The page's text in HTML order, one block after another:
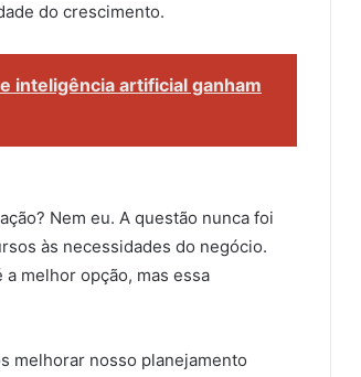
do crescimento.
inteligência artificial ganham
Nem eu. A questão nunca foi
às necessidades do negócio.
melhor opção, mas essa
melhorar nosso planejamento